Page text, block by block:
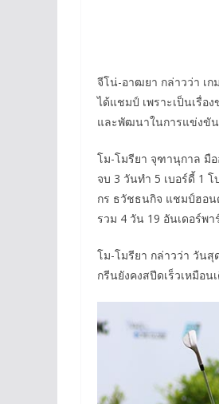
จีโน่-อาฒยา กล่าวว่า เก
ได้แชมป์ เพราะเป็นเรื่อ
และพัฒนาในการแข่งขัน
โม-โมรียา จุฑานุกาล มื
จบ 3 วันทำ 5 เบอร์ดี้ 1
กร ธวัชธนกิจ แชมป์ฮอน
รวม 4 วัน 19 อันเดอร์พ
โม-โมรียา กล่าวว่า วัน
กรีนยังคงสปีดเร็วเหมือ